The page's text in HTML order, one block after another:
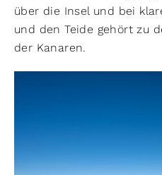
über die Insel und bei
und den Teide gehört zu
der Kanaren.